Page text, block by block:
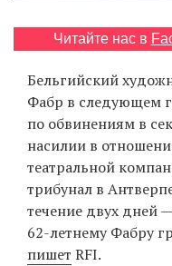
Читайте нас в
Бельгийский
Фабр в следующем
по обвинениям в
насилии в
театральной
трибунал в
течение двух дней
62-летнему Фабру
пишет RFI.